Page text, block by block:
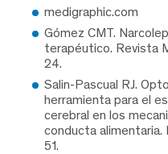
medigraphic.com
Gómez CMT.
terapéutico. Revista
24.
Salin-Pascual RJ.
herramienta para el
cerebral en los
conducta alimentaria.
51.